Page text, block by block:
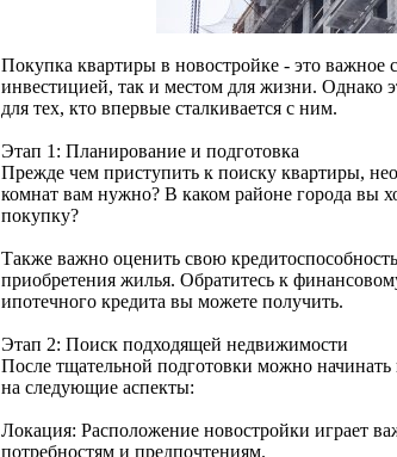
Покупка квартиры в новостройке - это
инвестицией, так и местом для жизни. Однако
для тех, кто впервые сталкивается с ним.
Этап 1: Планирование и подготовка
Прежде чем приступить к поиску квартиры,
комнат вам нужно? В каком районе города вы
покупку?
Также важно оценить свою
приобретения жилья. Обратитесь к
ипотечного кредита вы можете получить.
Этап 2: Поиск подходящей недвижимости
После тщательной подготовки можно
на следующие аспекты:
Локация: Расположение новостройки играет
потребностям и предпочтениям.